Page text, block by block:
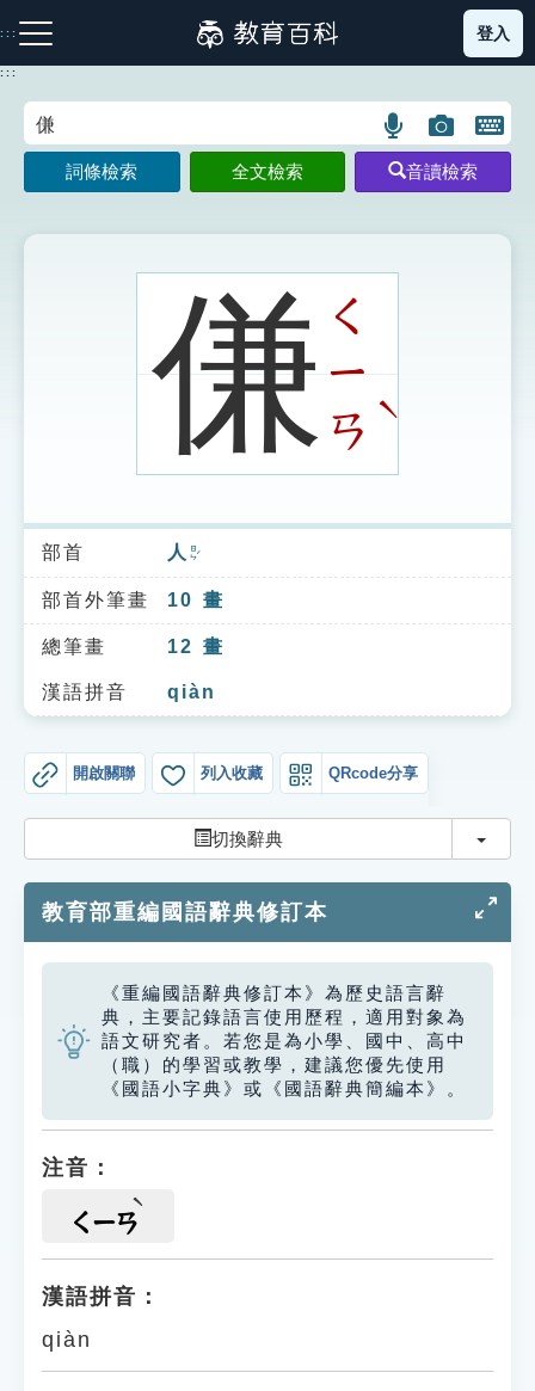
到
主
:::
注音索引圖示 筆畫索引圖示 部首索引表圖示
索引選單
知識索引
單字索引
生命大百科索引
遊戲專區
教學應用
貓頭鷹博士
登入
:::
語
言
搜
示
圖
片
搜
開
鍵
圖
詞條檢索 全文檢索 音讀檢索
傔 ㄑ
ㄧ
ㄢ
ˋ
部首 人 ㄖㄣˊ
部首外筆畫 10 畫
總筆畫 12 畫
漢語拼音 qiàn
開啟關聯 列入收藏 QRcode分享
切換辭典 切換
教育部重編國語辭典修訂本
《重編國語辭典修訂本》為歷史語言辭
典，主要記錄語言使用歷程，適用對象為
語文研究者。若您是為小學、國中、高中
（職）的學習或教學，建議您優先使用
《國語小字典》或《國語辭典簡編本》。
注音：
ㄑㄧㄢ
漢語拼音：
qiàn